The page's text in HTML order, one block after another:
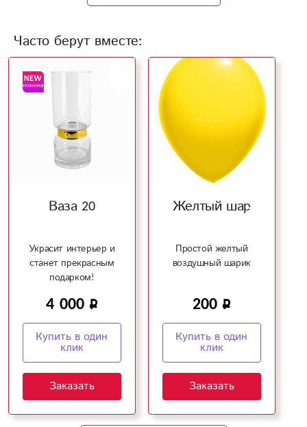
Часто берут вместе:
Ваза 20
Украсит интерьер и
станет прекрасным
подарком!
4 000
Купить в один
клик
Заказать
Желтый шар
Простой желтый
воздушный шарик
200
Купить в один
клик
Заказать